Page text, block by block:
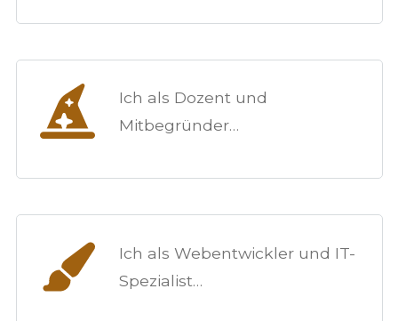
Ich als Dozent und
Mitbegründer…
Ich als Webentwickler und IT-
Spezialist…